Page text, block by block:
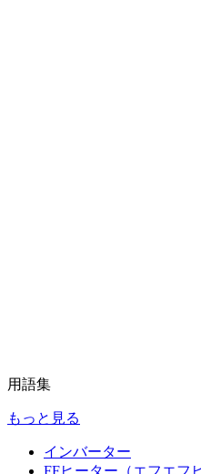
用語集
もっと見る
インバーター
FFヒーター（エフエフ